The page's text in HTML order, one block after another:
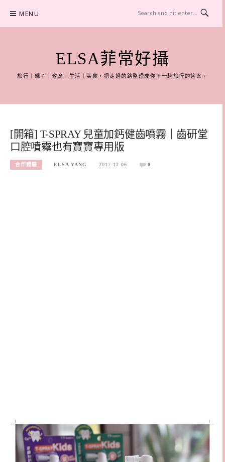
content
MENU
ELSA菲常好攝
旅行｜親子｜教育｜生活｜美食，把走過的路整理成你下一趟旅行的答案。
[開箱] T-SPRAY 兒童加鈣健齒噴霧｜齒研堂
口腔噴霧也有寶寶專用版
合作體驗 ELSA YANG 2017-12-06 0